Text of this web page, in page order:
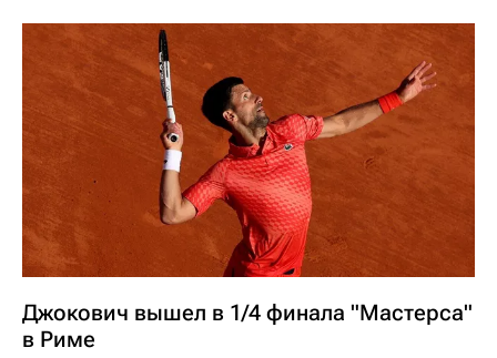
Джокович вышел в 1/4 финала "Мастерса"
в Риме